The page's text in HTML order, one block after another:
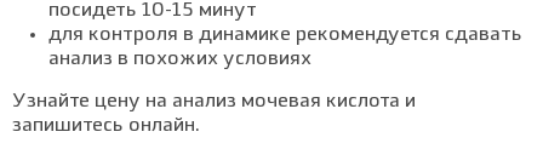
посидеть 10-15 минут
для контроля в динамике рекомендуется сдавать
анализ в похожих условиях
Узнайте цену на анализ мочевая кислота и
запишитесь онлайн.